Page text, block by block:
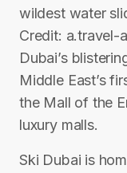
wildest water
Credit: a.travel-
Dubai’s
Middle East’s
the Mall of the
luxury malls.
Ski Dubai is